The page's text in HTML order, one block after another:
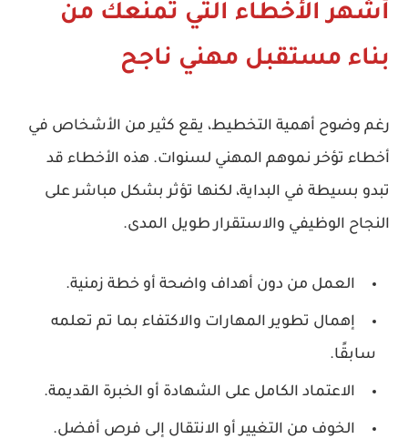
أشهر الأخطاء التي تمنعك من
بناء مستقبل مهني ناجح
رغم وضوح أهمية التخطيط، يقع كثير من الأشخاص في
أخطاء تؤخر نموهم المهني لسنوات. هذه الأخطاء قد
تبدو بسيطة في البداية، لكنها تؤثر بشكل مباشر على
النجاح الوظيفي والاستقرار طويل المدى.
العمل من دون أهداف واضحة أو خطة زمنية.
إهمال تطوير المهارات والاكتفاء بما تم تعلمه
سابقًا.
الاعتماد الكامل على الشهادة أو الخبرة القديمة.
الخوف من التغيير أو الانتقال إلى فرص أفضل.